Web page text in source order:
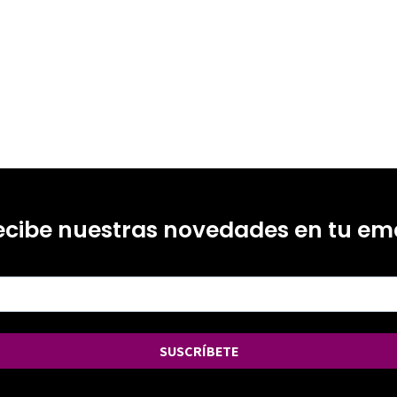
nuestras novedades en tu
SUSCRÍBETE